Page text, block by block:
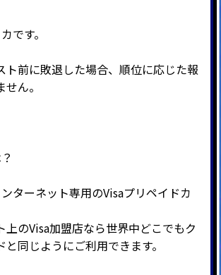
です。
前に敗退した場合、順位に応じた報
せん。
ターネット専用のVisaプリペイドカ
上のVisa加盟店なら世界中どこでもク
と同じようにご利用できます。